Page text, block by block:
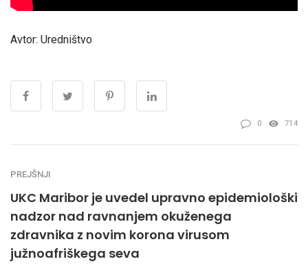
Avtor: Uredništvo
0 714
PREJŠNJI
UKC Maribor je uvedel upravno epidemiološki
nadzor nad ravnanjem okuženega
zdravnika z novim korona virusom
južnoafriškega seva